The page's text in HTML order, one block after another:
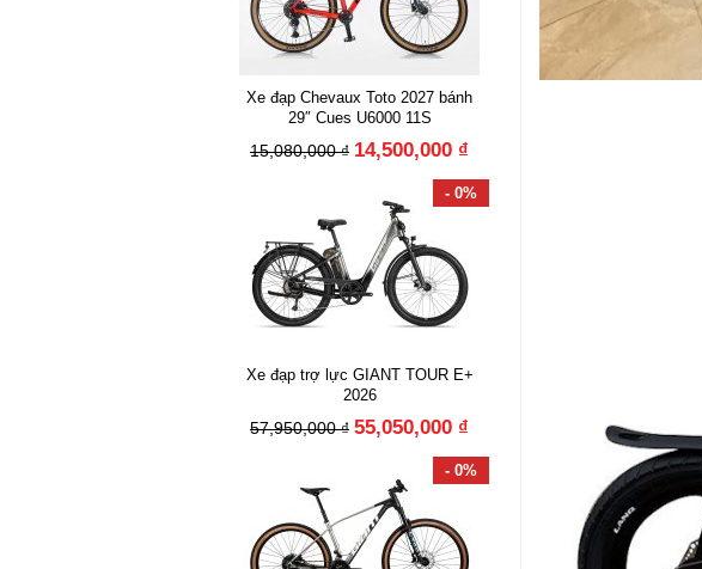
Xe đạp Chevaux Toto 2027 bánh
29″ Cues U6000 11S
15,080,000 ₫ 14,500,000 ₫
- 0%
Xe đạp trợ lực GIANT TOUR E+
2026
57,950,000 ₫ 55,050,000 ₫
- 0%